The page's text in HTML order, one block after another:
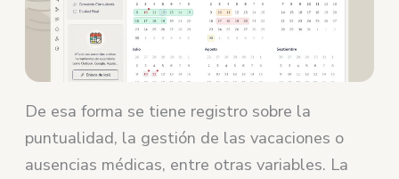
De esa forma se tiene registro sobre la
puntualidad, la gestión de las vacaciones o
ausencias médicas, entre otras variables. La